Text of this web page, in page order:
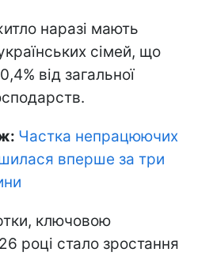
наразі мають
сімей, що
від загальної
Частка непрацюючих
вперше за три
ключовою
році стало зростання